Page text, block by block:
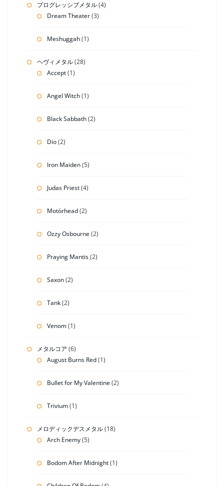
プログレッシブメタル(4)
Dream Theater(3)
Meshuggah(1)
ヘヴィメタル(28)
Accept(1)
Angel Witch(1)
Black Sabbath(2)
Dio(2)
Iron Maiden(5)
Judas Priest(4)
Motörhead(2)
Ozzy Osbourne(2)
Praying Mantis(2)
Saxon(2)
Tank(2)
Venom(1)
メタルコア (6)
August Burns Red(1)
Bullet for My Valentine(2)
Trivium(1)
メロディックデスメタル(18)
Arch Enemy(5)
Bodom After Midnight(1)